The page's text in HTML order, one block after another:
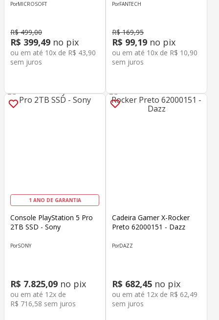
MICROSOFT
R$ 499,00
R$ 399,49 no pix
ou em até 10x de R$ 43,90
sem juros
FANTECH
R$ 169,95
R$ 99,19 no pix
ou em até 10x de R$ 10,90
sem juros
1 ANO DE GARANTIA
Console PlayStation 5 Pro
2TB SSD - Sony
SONY
R$ 7.825,09 no pix
ou em até 12x de
R$ 716,58 sem juros
Cadeira Gamer X-Rocker
Preto 62000151 - Dazz
DAZZ
R$ 682,45 no pix
ou em até 12x de R$ 62,49
sem juros